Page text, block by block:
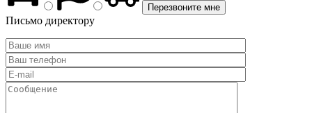
Письмо директору